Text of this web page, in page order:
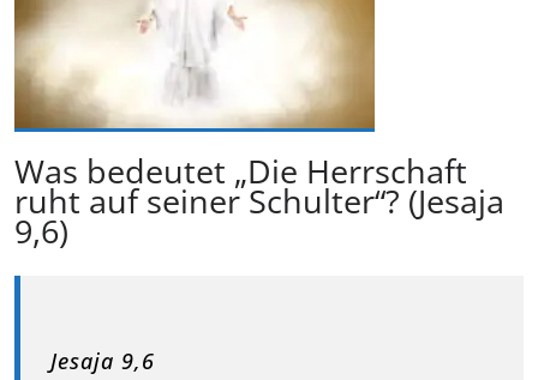
Was bedeutet „Die Herrschaft
ruht auf seiner Schulter“? (Jesaja
9,6)
Jesaja 9,6